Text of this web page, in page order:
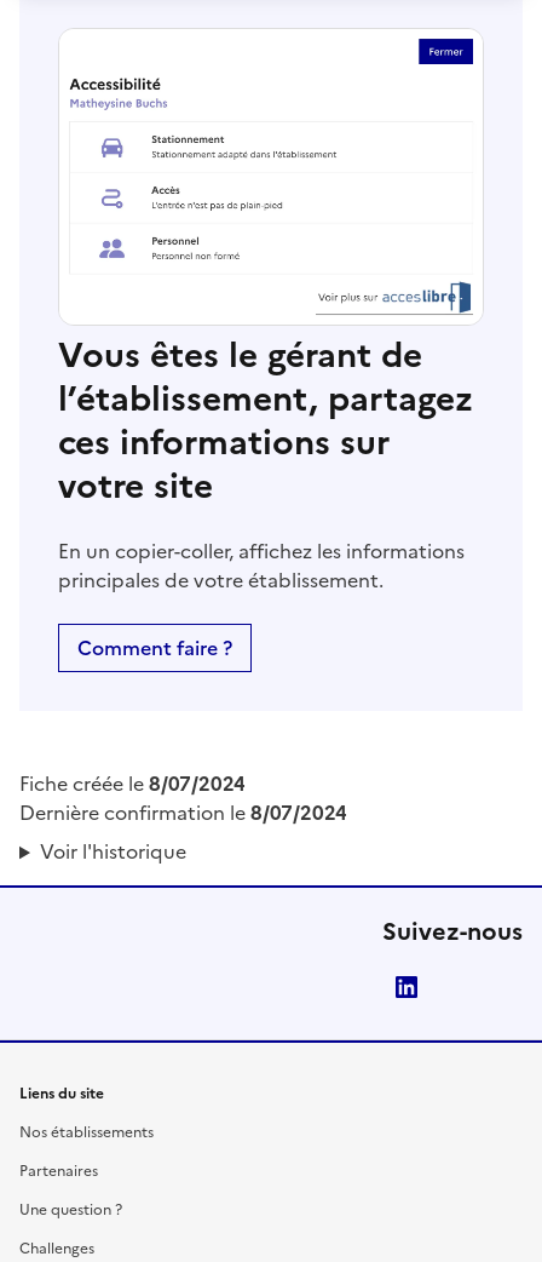
Vous êtes le gérant de
l’établissement, partagez
ces informations sur
votre site
En un copier-coller, affichez les informations
principales de votre établissement.
Comment faire ?
Fiche créée le8/07/2024
Dernière confirmation le8/07/2024
Voir l'historique
Suivez-nous
Liens du site
Nos établissements
Partenaires
Une question ?
Challenges